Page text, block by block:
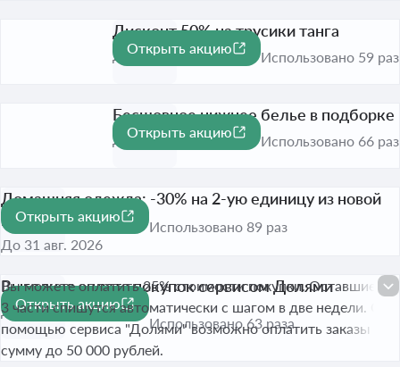
50 ₽
Дисконт 50% на трусики танга
До 31 авг. 2026
Открыть акцию
Использовано 59 раз
Бесшовное нижнее белье в подборке
До 31 авг. 2026
Открыть акцию
Использовано 66 раз
-30%
Домашняя одежда: -30% на 2-ую единицу из новой
коллекции
До 31 авг. 2026
Открыть акцию
Использовано 89 раз
Выгодная оплата покупок сервисом Долями
До 31 авг. 2026
Вы можете оплатить 25% стоимости покупки. Оставшиеся
3 части спишутся автоматически с шагом в две недели. С
помощью сервиса "Долями" возможно оплатить заказы на
сумму до 50 000 рублей.
Открыть акцию
Использовано 63 раза